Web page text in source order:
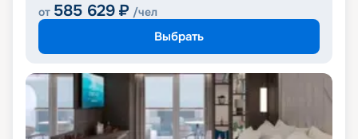
от 585 629 ₽ /чел
Выбрать